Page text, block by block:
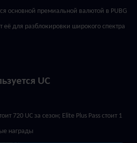
основной премиальной валютой в PUBG
её для разблокировки широкого спектра
UC
720 UC за сезон; Elite Plus Pass стоит 1
награды